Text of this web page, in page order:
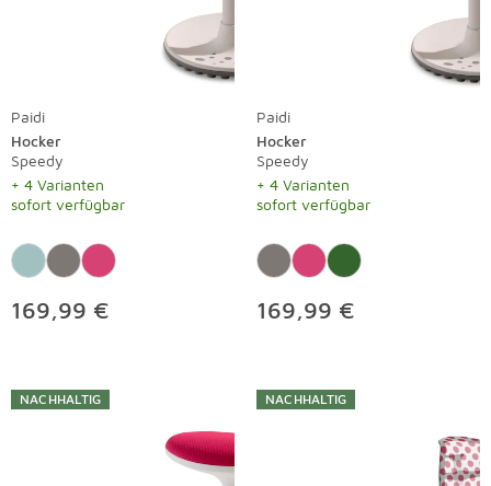
Paidi
Hocker
Speedy
+ 4 Varianten
sofort verfügbar
169,99 €
Paidi
Hocker
Speedy
+ 4 Varianten
sofort verfügbar
169,99 €
NACHHALTIG NACHHALTIG